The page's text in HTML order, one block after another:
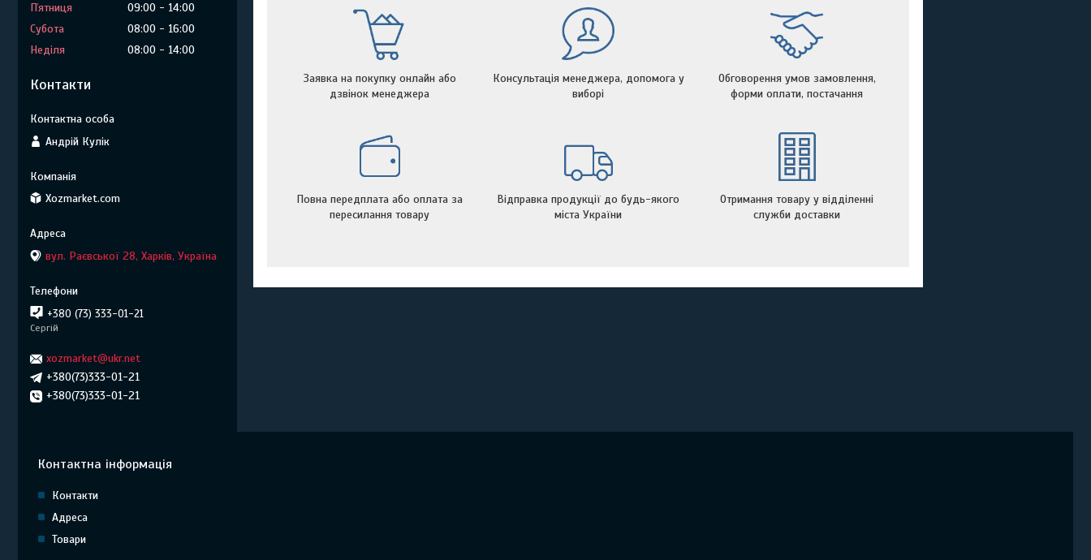
Заявка на покупку онлайн або
дзвінок менеджера
Консультація менеджера, допомога у
виборі
Обговорення умов замовлення,
форми оплати, постачання
Повна передплата або оплата за
пересилання товару
Відправка продукції до будь-якого
міста України
Отримання товару у відділенні
служби доставки
Пʼятниця
09:00
14:00
Субота
08:00
16:00
Неділя
08:00 14:00
Контакти
Андрій Кулік
Xozmarket.com
вул. Раєвської 28, Харків, Україна
+380 (73) 333-01-21
Сергій
xozmarket@ukr.net
+380(73)333-01-21
+380(73)333-01-21
Контактна інформація
Контакти
Адреса
Товари